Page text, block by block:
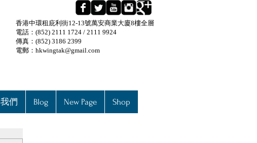
香港中環租庇利街12-13號萬安商業大廈8樓全層
電話：(852) 2111 1724 / 2111 9924
傳真：(852) 3186 2399
電郵： hkwingtak@gmail.com
們 Blog New Page Shop